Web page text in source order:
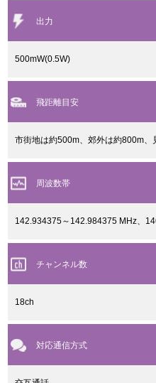
出力
500mW(0.5W)
飛距離目安
市街地は約500m、郊外は約800m
周波数帯
142.934375～142.984375 MHz、
チャンネル数
18ch
対応通信方式